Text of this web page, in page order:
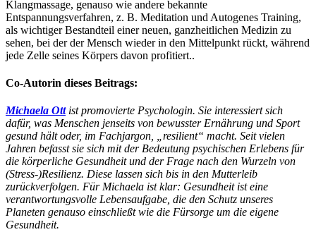
Klangmassage, genauso wie andere bekannte
Entspannungsverfahren, z. B. Meditation und Autogenes Training,
als wichtiger Bestandteil einer neuen, ganzheitlichen Medizin zu
sehen, bei der der Mensch wieder in den Mittelpunkt rückt, während
jede Zelle seines Körpers davon profitiert..
Co-Autorin dieses Beitrags:
Michaela Ottist promovierte Psychologin. Sie interessiert sich
dafür, was Menschen jenseits von bewusster Ernährung und Sport
gesund hält oder, im Fachjargon, „resilient“ macht. Seit vielen
Jahren befasst sie sich mit der Bedeutung psychischen Erlebens für
die körperliche Gesundheit und der Frage nach den Wurzeln von
(Stress-)Resilienz. Diese lassen sich bis in den Mutterleib
zurückverfolgen. Für Michaela ist klar: Gesundheit ist eine
verantwortungsvolle Lebensaufgabe, die den Schutz unseres
Planeten genauso einschließt wie die Fürsorge um die eigene
Gesundheit.